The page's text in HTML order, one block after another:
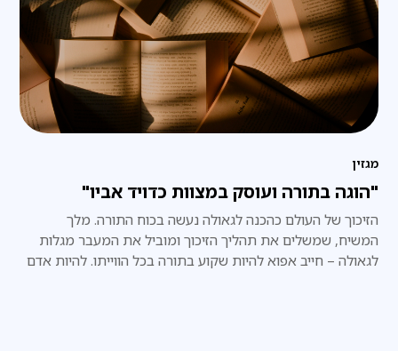
מגזין
"הוגה בתורה ועוסק במצוות כדויד אביו"
הזיכוך של העולם כהכנה לגאולה נעשה בכוח התורה. מלך
המשיח, שמשלים את תהליך הזיכוך ומוביל את המעבר מגלות
לגאולה – חייב אפוא להיות שקוע בתורה בכל הווייתו. להיות אדם